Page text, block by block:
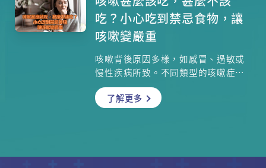
吃？小心吃到禁忌食物，讓
咳嗽變嚴重
咳嗽背後原因多樣，如感冒、過敏或
慢性疾病所致。不同類型的咳嗽症狀
各異，應對方法也需因人而異。本文
將全面剖析咳嗽成因與分類，並分享
了解更多